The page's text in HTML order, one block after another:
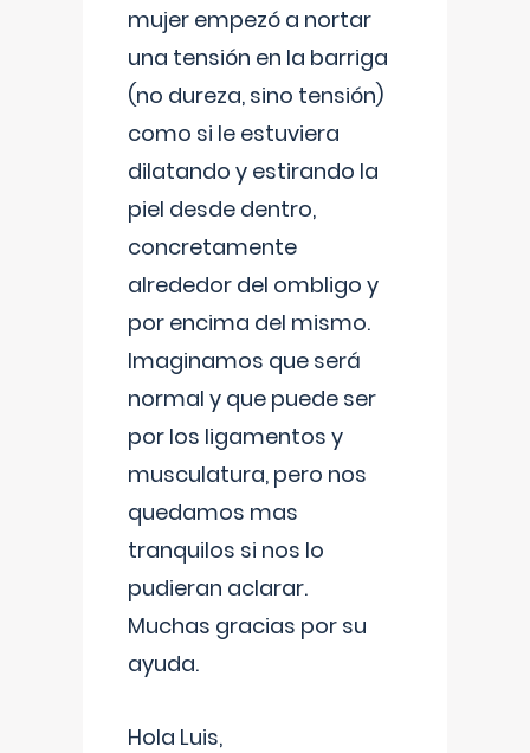
mujer empezó a nortar
una tensión en la barriga
(no dureza, sino tensión)
como si le estuviera
dilatando y estirando la
piel desde dentro,
concretamente
alrededor del ombligo y
por encima del mismo.
Imaginamos que será
normal y que puede ser
por los ligamentos y
musculatura, pero nos
quedamos mas
tranquilos si nos lo
pudieran aclarar.
Muchas gracias por su
ayuda.
Hola Luis,